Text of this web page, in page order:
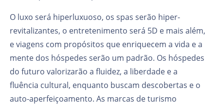
O luxo será hiperluxuoso, os spas serão hiper-
revitalizantes, o entretenimento será 5D e mais além,
e viagens com propósitos que enriquecem a vida e a
mente dos hóspedes serão um padrão. Os hóspedes
do futuro valorizarão a fluidez, a liberdade e a
fluência cultural, enquanto buscam descobertas e o
auto-aperfeiçoamento. As marcas de turismo